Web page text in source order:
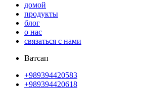
домой
продукты
блог
о нас
связаться с нами
Ватсап
+989394420583
+989394420618